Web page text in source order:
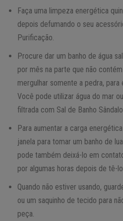
Faça uma limpeza energética
depois defumando o seu
Purificação.
Procure dar um banho de água
por mês na parte que não
mergulhar somente a pedra, para
Você pode utilizar água do mar
filtrada com Sal de Banho Sândalo.
Para aumentar a carga
janela para tomar um banho de
pode também deixá-lo em
por algumas horas depois de tê-
Quando não estiver usando,
ou um saquinho de tecido para
peça.